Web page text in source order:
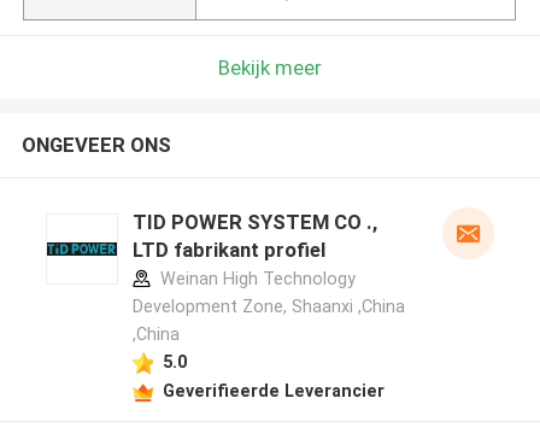
Bekijk meer
ONGEVEER ONS
TID POWER SYSTEM CO .,
LTD fabrikant profiel
Weinan High Technology
Development Zone, Shaanxi ,China
,China
5.0
Geverifieerde Leverancier